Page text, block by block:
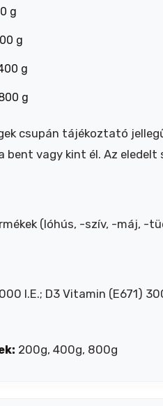
g
g
g
g
csupán tájékoztató
bent vagy kint él. Az eledelt
(lóhús, -szív, -máj, -
I.E.; D3 Vitamin (E671)
200g, 400g, 800g